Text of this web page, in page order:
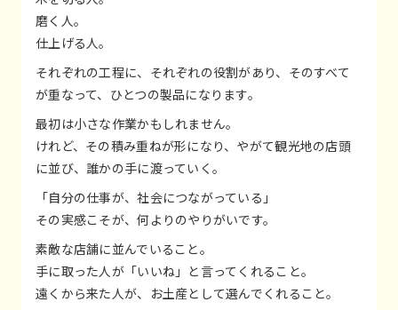
磨く人。
仕上げる人。
それぞれの工程に、それぞれの役割があり、そのすべて
が重なって、ひとつの製品になります。
最初は小さな作業かもしれません。
けれど、その積み重ねが形になり、やがて観光地の店頭
に並び、誰かの手に渡っていく。
「自分の仕事が、社会につながっている」
その実感こそが、何よりのやりがいです。
素敵な店舗に並んでいること。
手に取った人が「いいね」と言ってくれること。
遠くから来た人が、お土産として選んでくれること。